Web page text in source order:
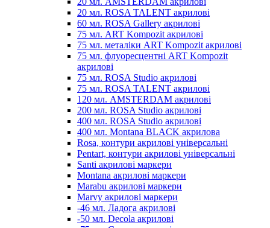
20 мл. ROSA TALENT акрилові
60 мл. ROSA Gallery акрилові
75 мл. ART Kompozit акрилові
75 мл. металіки ART Kompozit акрилові
75 мл. флуоресцентні ART Kompozit
акрилові
75 мл. ROSA Studio акрилові
75 мл. ROSA TALENT акрилові
120 мл. AMSTERDAM акрилові
200 мл. ROSA Studio акрилові
400 мл. ROSA Studio акрилові
400 мл. Montana BLACK акрилова
Rosa, контури акрилові універсальні
Pentart, контури акрилові універсальні
Santi акрилові маркери
Montana акрилові маркери
Marabu акрилові маркери
Marvy акрилові маркери
-46 мл. Ладога акрилові
-50 мл. Decola акрилові